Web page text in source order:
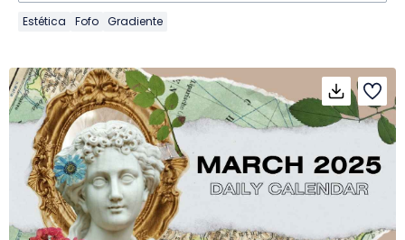
Estética Fofo Gradiente